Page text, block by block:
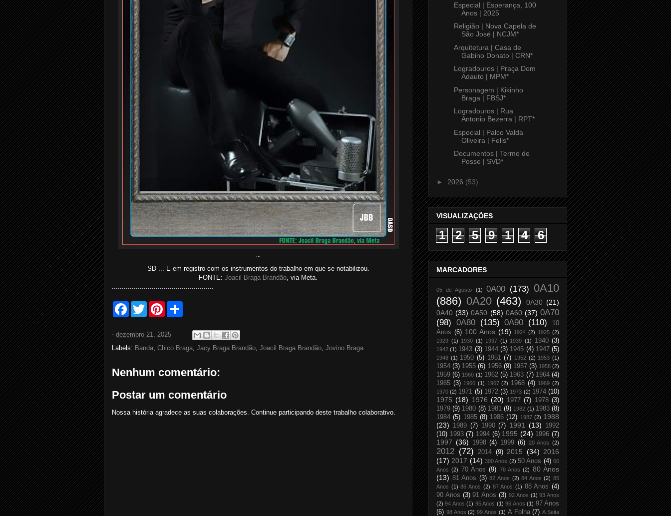
SD ... E em registro com os instrumentos do trabalho em que se notabilizou.
FONTE: Joacil Braga Brandão , via Meta.
F
b
o
T
w
t
e
r
P
e
r
e
t
- dezembro 21, 2025
Labels: Banda Chico Braga Jacy Braga Brandão Joacil Braga Brandão Jovino Braga
Nenhum comentário:
Postar um comentário
Nossa história agradece as suas colaborações. Continue participando deste trabalho colaborativo.
Especial | Esperança, 100
Anos | 2025
Religião | Nova Capela de
São José | NCJM*
Arquitetura | Casa de
Gabino Donato | CRN*
Logradouros | Praça Dom
Adauto | MPM*
Personagem | Kikinho
Braga | FBSJ*
Logradouros | Rua
Antonio Bezerra | RPT*
Especial | Palco Valda
Oliveira | Felis*
Documentos | Termo de
Posse | SVD*
► 2026 (53)
VISUALIZAÇÕES
1 2 5 9 1 4 6
MARCADORES
05 de Agosto (1) 0A00 (173) 0A10
(886) 0A20 (463) 0A30 (21)
0A40 (33) 0A50 (58) 0A60 (37) 0A70
(98) 0A80 (135) 0A90 (110)
10
Anos (6) 100 Anos (19) 1924 (2) 1925 (2)
1929 (1) 1930 (1) 1937 (1) 1939 (1) 1940 (3)
1942 (1) 1943 (3) 1944 (3) 1945 (4) 1947 (5)
1948 (1) 1950 (5) 1951 (7) 1952 (2) 1953 (1)
1954 (3) 1955 (6) 1956 (9) 1957 (3) 1958 (2)
1959 (6) 1960 (1) 1962 (5) 1963 (7) 1964 (4)
1965 (3) 1966 (1) 1967 (2) 1968 (4) 1969 (2)
1970 (2) 1971 (5) 1972 (3) 1973 (2) 1974 (10)
1975 (18) 1976 (20) 1977 (7) 1978 (3)
1979 (9) 1980 (8) 1981 (9) 1982 (1) 1983 (8)
1984 (5) 1985 (8) 1986 (12) 1987 (2) 1988
(23)
1989 (7) 1990 (7) 1991 (13)
1992
(10) 1993 (7) 1994 (6) 1995 (24) 1996 (7)
1997 (36) 1998 (4) 1999 (6) 20 Anos (2)
2012 (72) 2014 (9) 2015 (34) 2016
(17) 2017 (14) 300 Anos (2) 50 Anos (4) 60
Anos (2) 70 Anos (9) 78 Anos (2) 80 Anos
(13) 81 Anos (3) 82 Anos (2) 84 Anos (2) 85
Anos (1) 86 Anos (2) 87 Anos (1) 88 Anos (4)
90 Anos (3) 91 Anos (3) 92 Anos (1) 93 Anos
(2) 94 Anos (1) 95 Anos (1) 96 Anos (1) 97 Anos
(6) 98 Anos (2) 99 Anos (1) A Folha (7) A Seita